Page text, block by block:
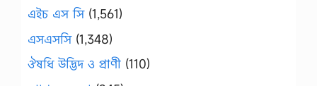
এইচ এস সি(1,561)
এসএসসি(1,348)
ঔষধি উদ্ভিদ ও প্রাণী (110)